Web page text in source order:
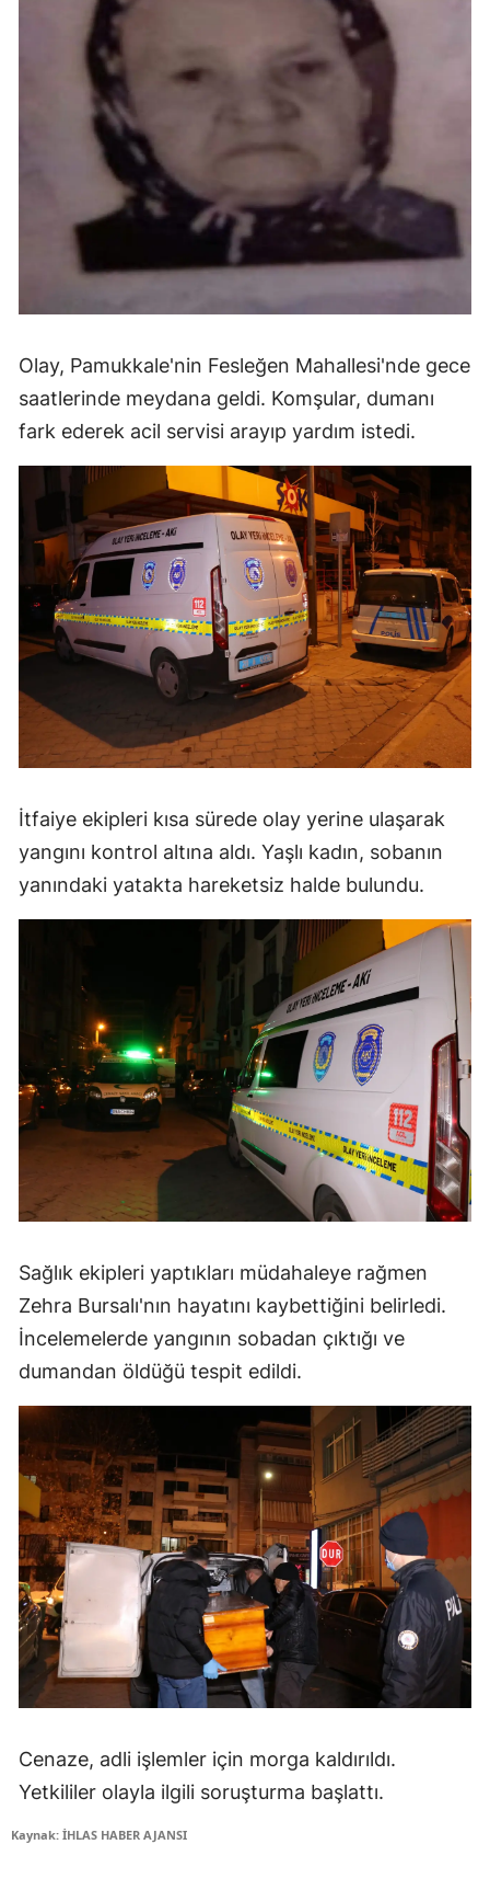
Olay, Pamukkale'nin Fesleğen Mahallesi'nde gece
saatlerinde meydana geldi. Komşular, dumanı
fark ederek acil servisi arayıp yardım istedi.
İtfaiye ekipleri kısa sürede olay yerine ulaşarak
yangını kontrol altına aldı. Yaşlı kadın, sobanın
yanındaki yatakta hareketsiz halde bulundu.
Sağlık ekipleri yaptıkları müdahaleye rağmen
Zehra Bursalı'nın hayatını kaybettiğini belirledi.
İncelemelerde yangının sobadan çıktığı ve
dumandan öldüğü tespit edildi.
Cenaze, adli işlemler için morga kaldırıldı.
Yetkililer olayla ilgili soruşturma başlattı.
Kaynak: İHLAS HABER AJANSI